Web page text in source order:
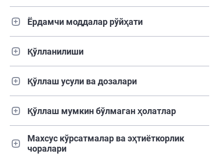
Ёрдамчи моддалар рўйҳати
Қўлланилиши
Қўллаш усули ва дозалари
Қўллаш мумкин бўлмаган ҳолатлар
Махсус кўрсатмалар ва эҳтиёткорлик
чоралари